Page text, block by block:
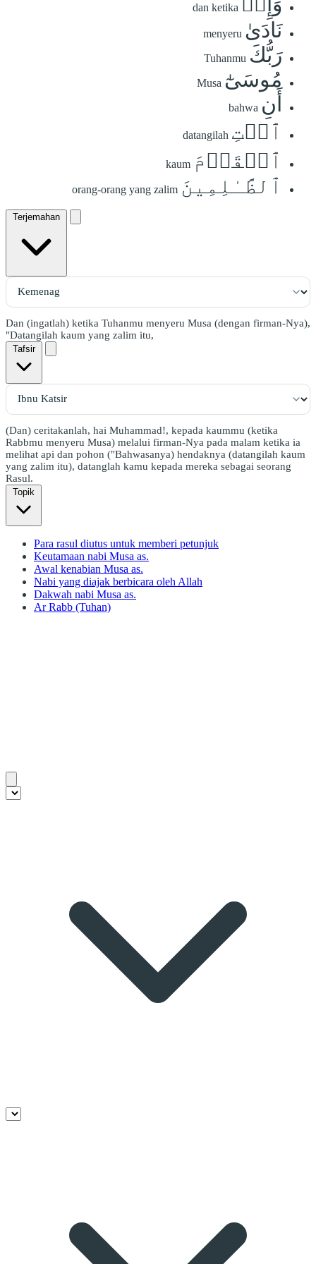
dan ketika
نَادَىٰ menyeru
رَبُّكَ Tuhanmu
مُوسَىٰٓ Musa
أَنِ bahwa
ٱئۡتِ datangilah
ٱلۡقَوۡمَ kaum
ٱلظَّـٰلِمِينَ orang-orang yang zalim
Terjemahan
Dan (ingatlah) ketika Tuhanmu menyeru Musa (dengan firman-Nya),
"Datangilah kaum yang zalim itu,
Tafsir
(Dan) ceritakanlah, hai Muhammad!, kepada kaummu (ketika
Rabbmu menyeru Musa) melalui firman-Nya pada malam ketika ia
melihat api dan pohon ("Bahwasanya) hendaknya (datangilah kaum
yang zalim itu), datanglah kamu kepada mereka sebagai seorang
Rasul.
Topik
Para rasul diutus untuk memberi petunjuk
Keutamaan nabi Musa as.
Awal kenabian Musa as.
Nabi yang diajak berbicara oleh Allah
Dakwah nabi Musa as.
Ar Rabb (Tuhan)